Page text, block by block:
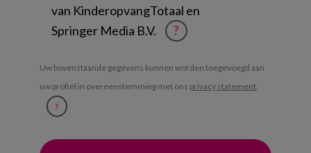
van KinderopvangTotaal en
Springer Media B.V.
?
Uw bovenstaande gegevens kunnen worden toegevoegd aan
uw profiel in overeenstemming met ons privacy statement.
?